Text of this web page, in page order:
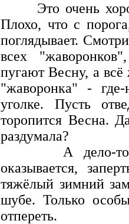
Это очень
Плохо, что с
поглядывает.
всех
пугают Весну, а
"жаворонка" -
уголке. Пусть
торопится Весна.
раздумала?
А дело-то
оказывается,
тяжёлый зимний
шубе. Только
отпереть.